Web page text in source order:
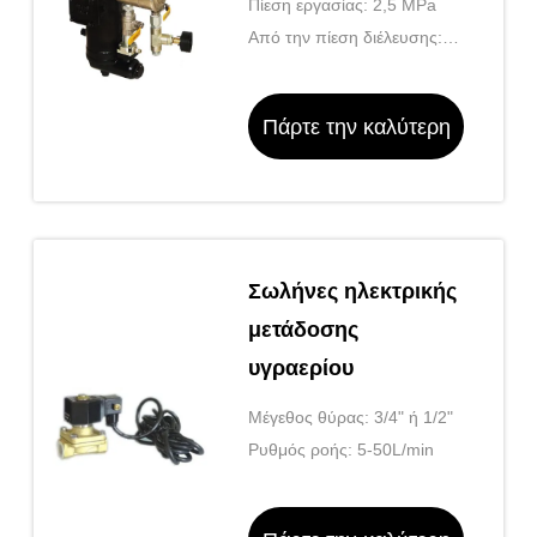
Πίεση εργασίας: 2,5 MPa
Από την πίεση διέλευσης:
Πάρτε την καλύτερη
Σωλήνες ηλεκτρικής
μετάδοσης
υγραερίου
Μέγεθος θύρας: 3/4" ή 1/2"
Ρυθμός ροής: 5-50L/min